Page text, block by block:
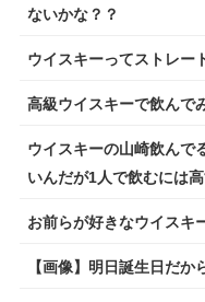
ないかな？？
ウイスキーってストレー
高級ウイスキーで飲んで
ウイスキーの山崎飲んで
いんだが1人で飲むには
お前らが好きなウイスキ
【画像】明日誕生日だか